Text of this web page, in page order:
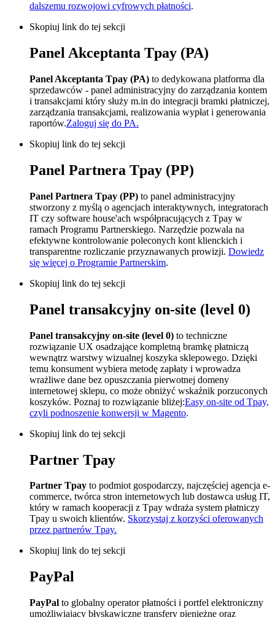
dalszemu rozwojowi cyfrowych płatności.
Skopiuj link do tej sekcji
Panel Akceptanta Tpay (PA)
Panel Akceptanta Tpay (PA) to dedykowana platforma dla
sprzedawców - panel administracyjny do zarządzania kontem
i transakcjami który służy m.in do integracji bramki płatniczej,
zarządzania transakcjami, realizowania wypłat i generowania
raportów.Zaloguj się do PA.
Skopiuj link do tej sekcji
Panel Partnera Tpay (PP)
Panel Partnera Tpay (PP) to panel administracyjny
stworzony z myślą o agencjach interaktywnych, integratorach
IT czy software house'ach współpracujących z Tpay w
ramach Programu Partnerskiego. Narzędzie pozwala na
efektywne kontrolowanie poleconych kont klienckich i
transparentne rozliczanie przyznawanych prowizji. Dowiedz
się więcej o Programie Partnerskim.
Skopiuj link do tej sekcji
Panel transakcyjny on-site (level 0)
Panel transakcyjny on-site (level 0) to techniczne
rozwiązanie UX osadzające kompletną bramkę płatniczą
wewnątrz warstwy wizualnej koszyka sklepowego. Dzięki
temu konsument wybiera metodę zapłaty i wprowadza
wrażliwe dane bez opuszczania pierwotnej domeny
internetowej sklepu, co może obniżyć wskaźnik porzuconych
koszyków. Poznaj to rozwiązanie bliżej:Easy on-site od Tpay,
czyli podnoszenie konwersji w Magento.
Skopiuj link do tej sekcji
Partner Tpay
Partner Tpay to podmiot gospodarczy, najczęściej agencja e-
commerce, twórca stron internetowych lub dostawca usług IT,
który w ramach kooperacji z Tpay wdraża system płatniczy
Tpay u swoich klientów. Skorzystaj z korzyści oferowanych
przez partnerów Tpay.
Skopiuj link do tej sekcji
PayPal
PayPal to globalny operator płatności i portfel elektroniczny
umożliwiający błyskawiczne transfery pieniężne oraz